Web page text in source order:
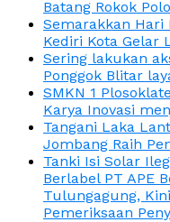
Batang Rokok
Semarakkan Hari
Kediri Kota Gelar
Sering lakukan
Ponggok Blitar
SMKN 1
Karya Inovasi
Tangani Laka
Jombang Raih
Tanki Isi Solar
Berlabel PT APE
Tulungagung,
Pemeriksaan